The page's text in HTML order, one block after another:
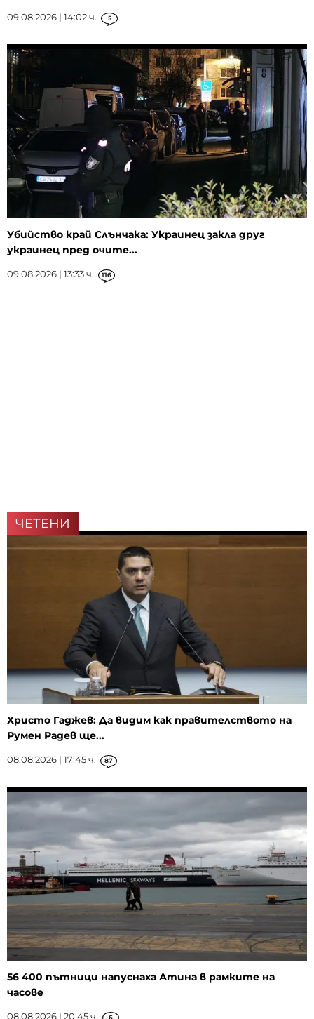
09.08.2026 | 14:02 ч. 5
Убийство край Слънчака: Украинец закла друг
украинец пред очите...
09.08.2026 | 13:33 ч. 116
ЧЕТЕНИ
Христо Гаджев: Да видим как правителството на
Румен Радев ще...
08.08.2026 | 17:45 ч. 87
56 400 пътници напуснаха Атина в рамките на
часове
08.08.2026 | 20:45 ч. 6